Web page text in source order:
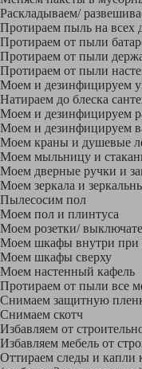
Раскладываем/
Протираем пыль на всех
Протираем от пыли
Протираем от пыли
Протираем от пыли
Моем и дезинфицируем
Натираем до блеска
Моем и дезинфицируем
Моем и дезинфицируем
Моем краны и душевые
Моем мыльницу и
Моем дверные ручки и
Моем зеркала и
Пылесосим пол
Моем пол и плинтуса
Моем розетки/
Моем шкафы внутри при
Моем шкафы сверху
Моем настенный кафель
Протираем от пыли все
Снимаем защитную
Снимаем скотч
Избавляем от
Избавляем мебель от
Оттираем следы и капли